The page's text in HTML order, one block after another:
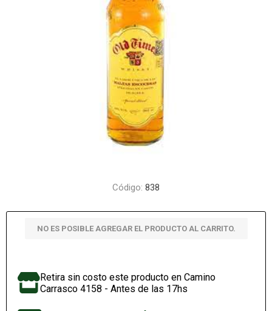
Código: 838
NO ES POSIBLE AGREGAR EL PRODUCTO AL CARRITO.
Retira sin costo este producto en Camino
Carrasco 4158 - Antes de las 17hs